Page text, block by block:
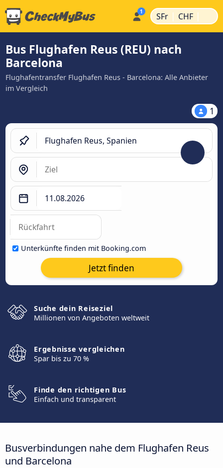
SFr | CHF |
Bus Flughafen Reus (REU) nach
Barcelona
Flughafentransfer Flughafen Reus - Barcelona: Alle Anbieter
im Vergleich
1
Unterkünfte finden mit Booking.com
Jetzt finden
Suche dein Reiseziel
Millionen von Angeboten weltweit
Ergebnisse vergleichen
Spar bis zu 70 %
Finde den richtigen Bus
Einfach und transparent
Busverbindungen nahe dem Flughafen Reus
und Barcelona